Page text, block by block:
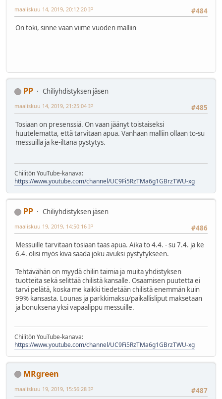
#484
maaliskuu 14, 2019, 20:12:20 IP
On toki, sinne vaan viime vuoden malliin
PP
Chiliyhdistyksen jäsen
#485
maaliskuu 14, 2019, 21:25:04 IP
Tosiaan on presenssiä. On vaan jäänyt toistaiseksi
huutelematta, että tarvitaan apua. Vanhaan malliin ollaan to-su
messuilla ja ke-iltana pystytys.
Chilitön YouTube-kanava:
https://www.youtube.com/channel/UC9Fi5RzTMa6g1GBrzTWU-xg
PP
Chiliyhdistyksen jäsen
#486
maaliskuu 19, 2019, 14:50:16 IP
Messuille tarvitaan tosiaan taas apua. Aika to 4.4. - su 7.4. ja ke
6.4. olisi myös kiva saada joku avuksi pystytykseen.
Tehtävähän on myydä chilin taimia ja muita yhdistyksen
tuotteita sekä selittää chilistä kansalle. Osaamisen puutetta ei
tarvi pelätä, koska me kaikki tiedetään chilistä enemmän kuin
99% kansasta. Lounas ja parkkimaksu/paikallisliput maksetaan
ja bonuksena yksi vapaalippu messuille.
Chilitön YouTube-kanava:
https://www.youtube.com/channel/UC9Fi5RzTMa6g1GBrzTWU-xg
MRgreen
#487
maaliskuu 19, 2019, 15:56:28 IP